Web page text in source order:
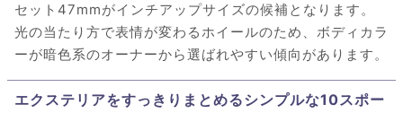
セット47mmがインチアップサイズの候補となります。
光の当たり方で表情が変わるホイールのため、ボディカラ
ーが暗色系のオーナーから選ばれやすい傾向があります。
エクステリアをすっきりまとめるシンプルな10スポー